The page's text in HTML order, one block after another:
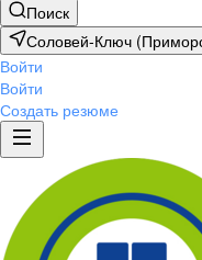
Поиск
Соловей-Ключ
Войти
Войти
Создать резюме